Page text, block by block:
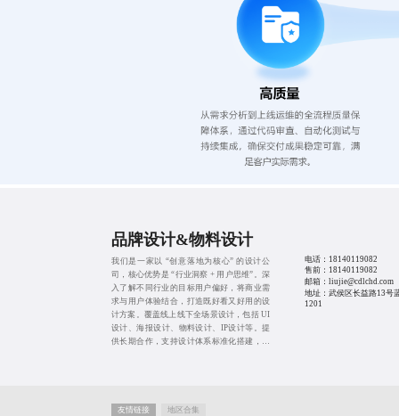
品牌设计&物料设计
我们是一家以 “创意落地为核心” 的设计公
司，核心优势是 “行业洞察 + 用户思维”。深
入了解不同行业的目标用户偏好，将商业需
求与用户体验结合，打造既好看又好用的设
计方案。覆盖线上线下全场景设计，包括 UI
设计、海报设计、物料设计、IP设计等。提
供长期合作，支持设计体系标准化搭建，帮
电话： 18140119082
售前： 18140119082
邮箱：liujie@cdlchd.com
地址：武侯区长益路13号
1201
友情链接 地区合集